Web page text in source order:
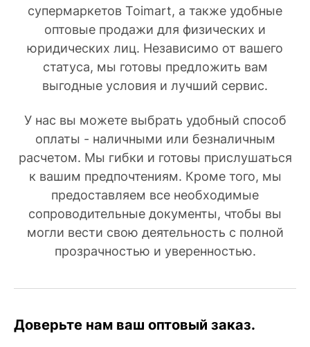
супермаркетов Toimart, а также удобные
оптовые продажи для физических и
юридических лиц. Независимо от вашего
статуса, мы готовы предложить вам
выгодные условия и лучший сервис.
У нас вы можете выбрать удобный способ
оплаты - наличными или безналичным
расчетом. Мы гибки и готовы прислушаться
к вашим предпочтениям. Кроме того, мы
предоставляем все необходимые
сопроводительные документы, чтобы вы
могли вести свою деятельность с полной
прозрачностью и уверенностью.
Доверьте нам ваш оптовый заказ.